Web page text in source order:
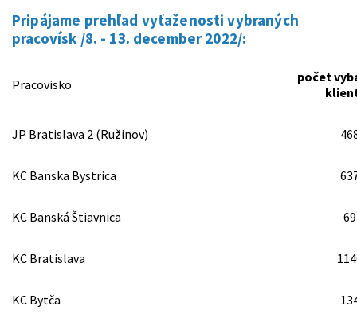
Pripájame prehľad vyťaženosti vybraných
pracovísk /8. - 13. december 2022/:
Pracovisko
počet
JP Bratislava 2 (Ružinov)
KC Banska Bystrica
KC Banská Štiavnica 69
KC Bratislava
KC Bytča